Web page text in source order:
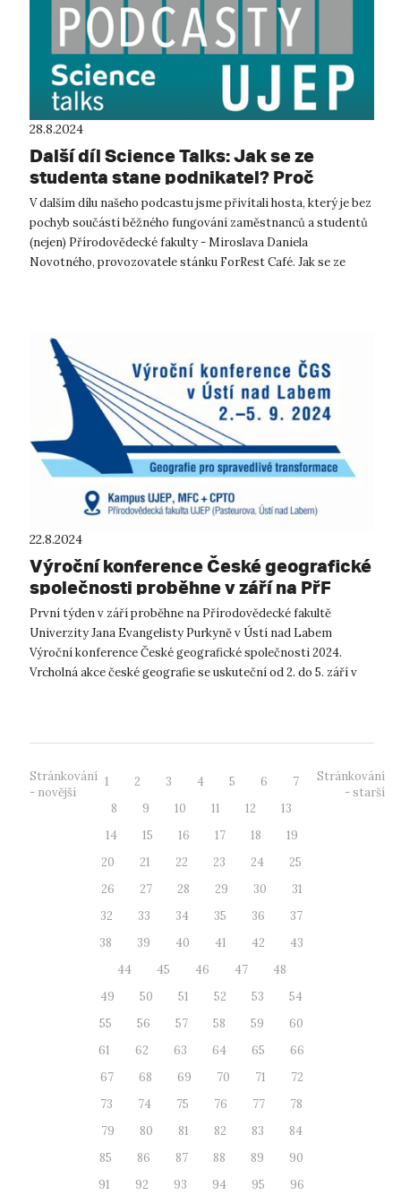
28.8.2024
Další díl Science Talks: Jak se ze
studenta stane podnikatel? Proč
bychom se měli zajímat o původ kávy,
kterou si kupujeme? A proč bychom
měli chodit pro kávu s vlastním
hrnečkem?
V dalším dílu našeho podcastu jsme přivítali hosta, který je bez
pochyb součástí běžného fungování zaměstnanců a studentů
(nejen) Přírodovědecké fakulty - Miroslava Daniela
Novotného, provozovatele stánku ForRest Café. Jak se ze
22.8.2024
Výroční konference České geografické
společnosti proběhne v září na PřF
UJEP
První týden v září proběhne na Přírodovědecké fakultě
Univerzity Jana Evangelisty Purkyně v Ústí nad Labem
Výroční konference České geografické společnosti 2024.
Vrcholná akce české geografie se uskuteční od 2. do 5. září v
Stránkování
- novější
1 2 3 4 5 6
7
8
9 10 11 12
13
14
15 16 17 18
19
20
21 22 23 24
25
26
27 28 29 30
31
32
33 34 35 36
37
38
39 40 41 42
43
44
45 46 47
48
49
50 51 52 53
54
55
56 57 58 59
60
61
62 63 64 65
66
67
68 69 70 71
72
73
74 75 76 77
78
79
80 81 82 83
84
85
86 87 88 89
90
91
92 93 94 95
96
Stránkování
- starší